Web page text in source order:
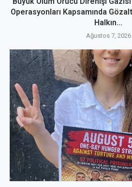
Operasyonları Kapsamında
Halkın...
Ağustos 7, 2026